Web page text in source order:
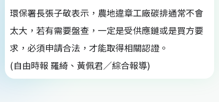
環保署長張子敬表示，農地違章工廠碳排通常不會
太大，若有需要盤查，一定是受供應鏈或是買方要
求，必須申請合法，才能取得相關認證。
(自由時報 羅綺、黃佩君／綜合報導)